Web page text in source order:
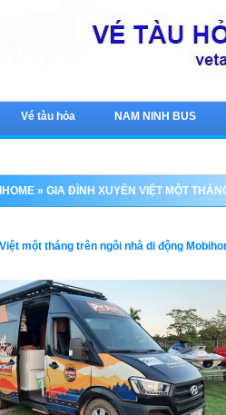
Vé tàu hỏa NAM NINH BUS
» GIA ĐÌNH XUYÊN VIỆT MỘT
một tháng trên ngôi nhà di động